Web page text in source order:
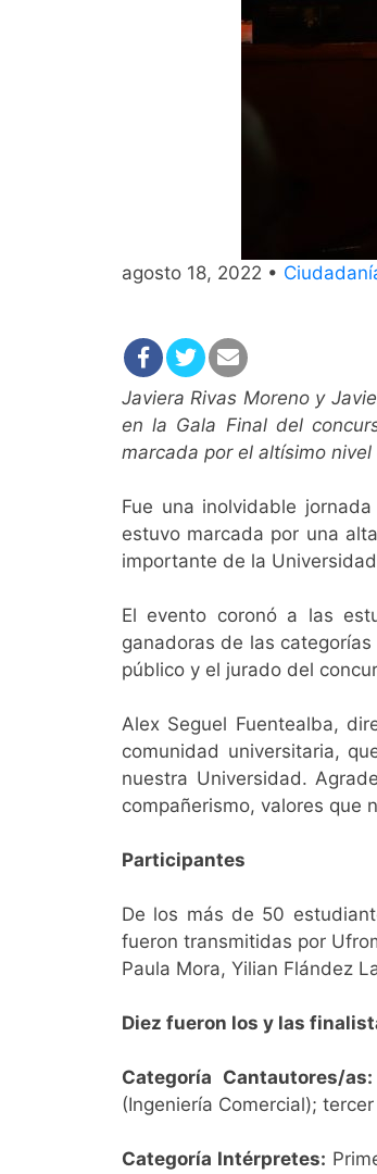
agosto 18, 2022 •
Javiera Rivas Moreno y
en la Gala Final del
marcada por el altísimo
Fue una inolvidable
estuvo marcada por una
importante de la
El evento coronó a las
ganadoras de las
público y el jurado del
Alex Seguel Fuentealba,
comunidad universitaria,
nuestra Universidad.
compañerismo, valores que
Participantes
De los más de 50
fueron transmitidas por
Paula Mora, Yilian Flández
Diez fueron los y las
Categoría Cantautores/as:
(Ingeniería Comercial);
Categoría Intérpretes: